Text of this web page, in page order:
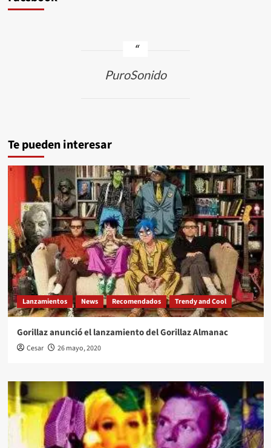
PuroSonido
Te pueden interesar
Lanzamientos News Recomendados Trendy and Cool
Gorillaz anunció el lanzamiento del Gorillaz Almanac
Cesar 26 mayo, 2020